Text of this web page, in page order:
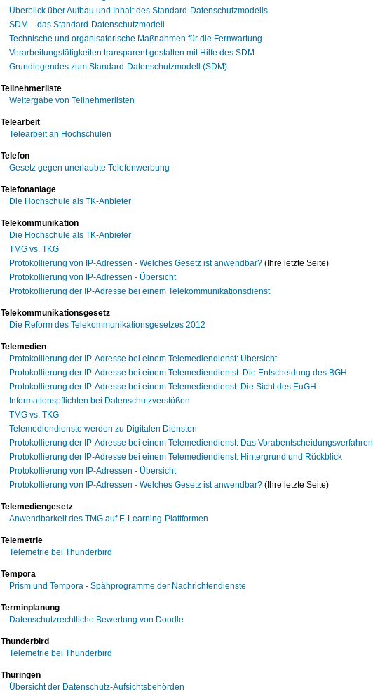
Überblick über Aufbau und Inhalt des Standard-Datenschutzmodells
SDM – das Standard-Datenschutzmodell
Technische und organisatorische Maßnahmen für die Fernwartung
Verarbeitungstätigkeiten transparent gestalten mit Hilfe des SDM
Grundlegendes zum Standard-Datenschutzmodell (SDM)
Teilnehmerliste
Weitergabe von Teilnehmerlisten
Telearbeit
Telearbeit an Hochschulen
Telefon
Gesetz gegen unerlaubte Telefonwerbung
Telefonanlage
Die Hochschule als TK-Anbieter
Telekommunikation
Die Hochschule als TK-Anbieter
TMG vs. TKG
Protokollierung von IP-Adressen - Welches Gesetz ist anwendbar? (Ihre letzte Seite)
Protokollierung von IP-Adressen - Übersicht
Protokollierung der IP-Adresse bei einem Telekommunikationsdienst
Telekommunikationsgesetz
Die Reform des Telekommunikationsgesetzes 2012
Telemedien
Protokollierung der IP-Adresse bei einem Telemediendienst: Übersicht
Protokollierung der IP-Adresse bei einem Telemediendientst: Die Entscheidung des BGH
Protokollierung der IP-Adresse bei einem Telemediendienst: Die Sicht des EuGH
Informationspflichten bei Datenschutzverstößen
TMG vs. TKG
Telemediendienste werden zu Digitalen Diensten
Protokollierung der IP-Adresse bei einem Telemediendienst: Das Vorabentscheidungsverfahren
Protokollierung der IP-Adresse bei einem Telemediendienst: Hintergrund und Rückblick
Protokollierung von IP-Adressen - Übersicht
Protokollierung von IP-Adressen - Welches Gesetz ist anwendbar? (Ihre letzte Seite)
Telemediengesetz
Anwendbarkeit des TMG auf E-Learning-Plattformen
Telemetrie
Telemetrie bei Thunderbird
Tempora
Prism und Tempora - Spähprogramme der Nachrichtendienste
Terminplanung
Datenschutzrechtliche Bewertung von Doodle
Thunderbird
Telemetrie bei Thunderbird
Thüringen
Übersicht der Datenschutz-Aufsichtsbehörden